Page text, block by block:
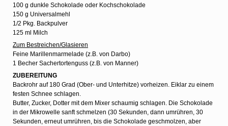
100 g dunkle Schokolade oder Kochschokolade
150 g Universalmehl
1/2 Pkg. Backpulver
125 ml Milch
Zum Bestreichen/Glasieren
Feine Marillenmarmelade (z.B. von Darbo)
1 Becher Sachertortenguss (z.B. von Manner)
ZUBEREITUNG
Backrohr auf 180 Grad (Ober- und Unterhitze) vorheizen. Eiklar zu einem
festen Schnee schlagen.
Butter, Zucker, Dotter mit dem Mixer schaumig schlagen. Die Schokolade
in der Mikrowelle sanft schmelzen (30 Sekunden, dann umrühren, 30
Sekunden, erneut umrühren, bis die Schokolade geschmolzen, aber